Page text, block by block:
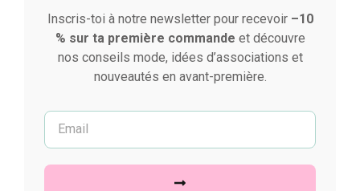
Inscris-toi à notre newsletter pour recevoir –10
% sur ta première commande et découvre
nos conseils mode, idées d’associations et
nouveautés en avant-première.